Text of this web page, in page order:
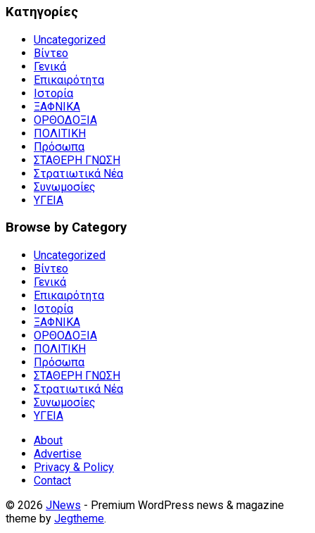
Kατηγορίες
Uncategorized
Βίντεο
Γενικά
Επικαιρότητα
Ιστορία
ΞΑΦΝΙΚΑ
ΟΡΘΟΔΟΞΙΑ
ΠΟΛΙΤΙΚΗ
Πρόσωπα
ΣΤΑΘΕΡΗ ΓΝΩΣΗ
Στρατιωτικά Νέα
Συνωμοσίες
ΥΓΕΙΑ
Browse by Category
Uncategorized
Βίντεο
Γενικά
Επικαιρότητα
Ιστορία
ΞΑΦΝΙΚΑ
ΟΡΘΟΔΟΞΙΑ
ΠΟΛΙΤΙΚΗ
Πρόσωπα
ΣΤΑΘΕΡΗ ΓΝΩΣΗ
Στρατιωτικά Νέα
Συνωμοσίες
ΥΓΕΙΑ
About
Advertise
Privacy & Policy
Contact
© 2026 JNews - Premium WordPress news & magazine
theme by Jegtheme.